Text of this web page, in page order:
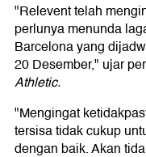
"Relevent telah
perlunya menunda
Barcelona yang
20 Desember," ujar
Athletic.
"Mengingat
tersisa tidak cukup
dengan baik. Akan